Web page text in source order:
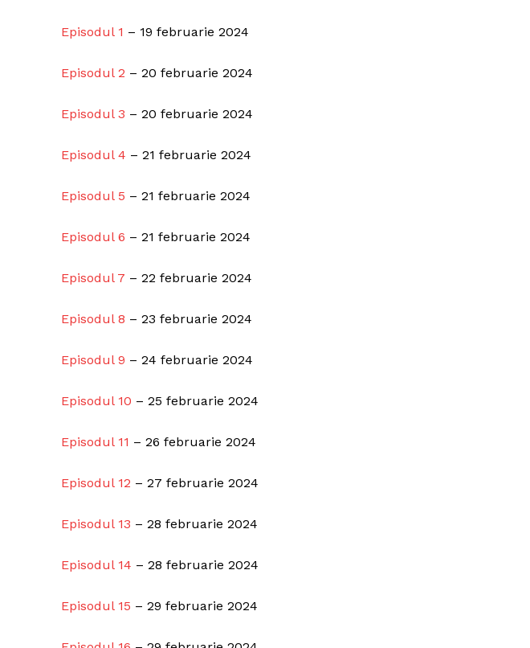
Episodul 1 – 19 februarie 2024
Episodul 2 – 20 februarie 2024
Episodul 3 – 20 februarie 2024
Episodul 4 – 21 februarie 2024
Episodul 5 – 21 februarie 2024
Episodul 6 – 21 februarie 2024
Episodul 7 – 22 februarie 2024
Episodul 8 – 23 februarie 2024
Episodul 9 – 24 februarie 2024
Episodul 10 – 25 februarie 2024
Episodul 11 – 26 februarie 2024
Episodul 12 – 27 februarie 2024
Episodul 13 – 28 februarie 2024
Episodul 14 – 28 februarie 2024
Episodul 15 – 29 februarie 2024